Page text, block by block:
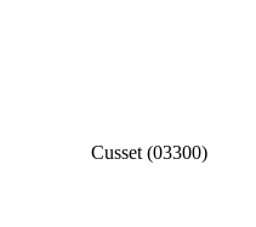
Cusset (03300)